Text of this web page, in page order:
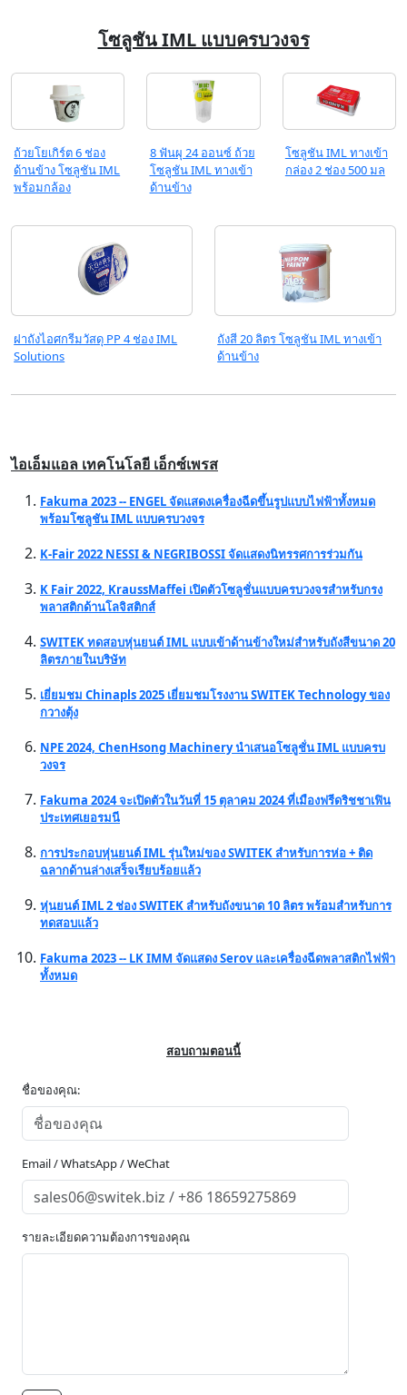
โซลูชัน IML แบบครบวงจร
ถ้วยโยเกิร์ต 6 ช่อง
ด้านข้าง โซลูชัน IML
พร้อมกล้อง
8 ฟันผุ 24 ออนซ์ ถ้วย
โซลูชัน IML ทางเข้า
ด้านข้าง
โซลูชัน IML ทางเข้า
กล่อง 2 ช่อง 500 มล
ฝาถังไอศกรีมวัสดุ PP 4 ช่อง IML
Solutions
ถังสี 20 ลิตร โซลูชัน IML ทางเข้า
ด้านข้าง
ไอเอ็มแอล เทคโนโลยี เอ็กซ์เพรส
Fakuma 2023 -- ENGEL จัดแสดงเครื่องฉีดขึ้นรูปแบบไฟฟ้าทั้งหมด
พร้อมโซลูชัน IML แบบครบวงจร
K-Fair 2022 NESSI & NEGRIBOSSI จัดแสดงนิทรรศการร่วมกัน
K Fair 2022, KraussMaffei เปิดตัวโซลูชั่นแบบครบวงจรสำหรับกรง
พลาสติกด้านโลจิสติกส์
SWITEK ทดสอบหุ่นยนต์ IML แบบเข้าด้านข้างใหม่สำหรับถังสีขนาด 20
ลิตรภายในบริษัท
เยี่ยมชม Chinapls 2025 เยี่ยมชมโรงงาน SWITEK Technology ของ
กวางตุ้ง
NPE 2024, ChenHsong Machinery นำเสนอโซลูชั่น IML แบบครบ
วงจร
Fakuma 2024 จะเปิดตัวในวันที่ 15 ตุลาคม 2024 ที่เมืองฟรีดริชชาเฟิน
ประเทศเยอรมนี
การประกอบหุ่นยนต์ IML รุ่นใหม่ของ SWITEK สำหรับการห่อ + ติด
ฉลากด้านล่างเสร็จเรียบร้อยแล้ว
หุ่นยนต์ IML 2 ช่อง SWITEK สำหรับถังขนาด 10 ลิตร พร้อมสำหรับการ
ทดสอบแล้ว
Fakuma 2023 -- LK IMM จัดแสดง Serov และเครื่องฉีดพลาสติกไฟฟ้า
ทั้งหมด
สอบถามตอนนี้
ชื่อของคุณ:
Email / WhatsApp / WeChat
รายละเอียดความต้องการของคุณ